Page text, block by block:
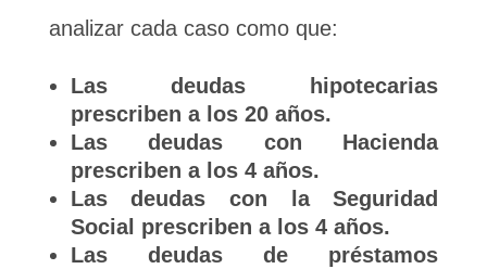
analizar cada caso como que:
Las deudas hipotecarias
prescriben a los 20 años.
Las deudas con Hacienda
prescriben a los 4 años.
Las deudas con la Seguridad
Social prescriben a los 4 años.
Las deudas de préstamos